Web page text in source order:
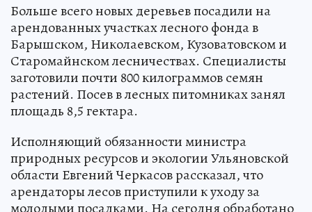
Больше всего новых деревьев посадили на
арендованных участках лесного фонда в
Барышском, Николаевском, Кузоватовском и
Старомайнском лесничествах. Специалисты
заготовили почти 800 килограммов семян
растений. Посев в лесных питомниках занял
площадь 8,5 гектара.
Исполняющий обязанности министра
природных ресурсов и экологии Ульяновской
области Евгений Черкасов рассказал, что
арендаторы лесов приступили к уходу за
молодыми посадками. На сегодня обработано